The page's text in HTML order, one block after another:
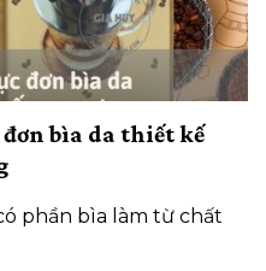
bìa da thiết kế
phần bìa làm từ chất